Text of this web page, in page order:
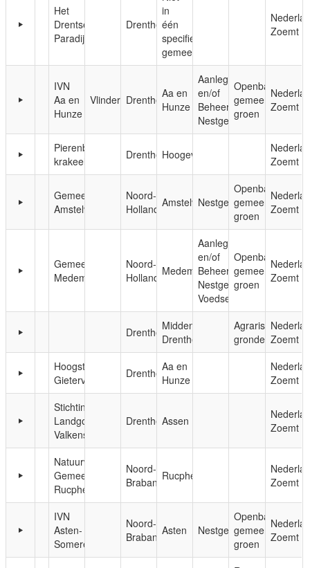
Het
Drentse
Paradijs
Drenthe
in
één
specifieke
gemeente
Zoemt
IVN
Aa en
Hunze
Vlinderkamp
Drenthe Aa en
Hunze
Aanleg
en/of
Beheer;
Nestgelegenheid
Openbaar,
gemeentelijk
groen
Zoemt
Pierenbadje
krakeel
Drenthe Hoogeveen
Zoemt
Gemeente
Amstelveen
Noord-
Holland AmstelveenNestgelegenheid
Openbaar,
gemeentelijk
groen
Zoemt
Gemeente
Medemblik
Noord-
Holland Medemblik
Aanleg
en/of
Beheer;
Nestgelegenheid;
Voedsel
Openbaar,
gemeentelijk
groen
Zoemt
Drenthe Midden-
Drenthe
Agrarische
gronden Zoemt
Hoogstamfruit
Gieterveen
Drenthe Aa en
Hunze
Zoemt
Stichting
Landgoed
Valkenstijn
Drenthe Assen
Zoemt
Natuurwerkgroep
Gemeente
Rucphen
Noord-
Brabant Rucphen
Zoemt
IVN
Asten-
Someren
Noord-
Brabant Asten Nestgelegenheid
Openbaar,
gemeentelijk
groen
Zoemt